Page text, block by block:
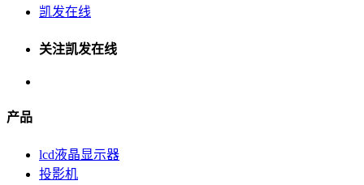
凯发在线
关注凯发在线
产品
lcd液晶显示器
投影机